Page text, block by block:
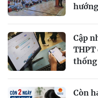
hướng
Cập
thống
Còn